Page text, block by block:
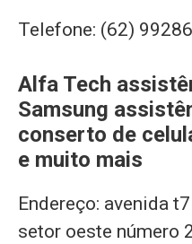
Telefone: (62)
Alfa Tech
Samsung
conserto de
e muito mais
Endereço: avenida
setor oeste número